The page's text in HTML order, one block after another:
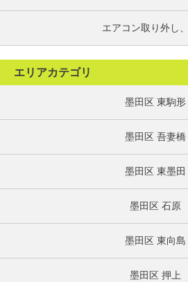
エアコン取り外し
エリアカテゴリ
墨田区 東駒形
墨田区 吾妻橋
墨田区 東墨田
墨田区 石原
墨田区 東向島
墨田区 押上